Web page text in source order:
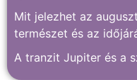
Mit jelezhet az
természet és az
A tranzit Jupiter és a